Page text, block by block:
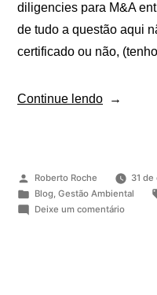
diligencies para M&A
de tudo a questão aqui
certificado ou não,
Continue lendo
Roberto Roche
31
Blog, Gestão Ambiental
Deixe um comentário